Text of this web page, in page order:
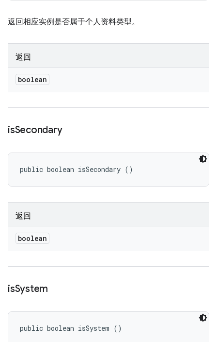
返回相应实例是否属于个人资料类型。
返回
boolean
isSecondary
public boolean isSecondary ()
返回
boolean
isSystem
public boolean isSystem ()